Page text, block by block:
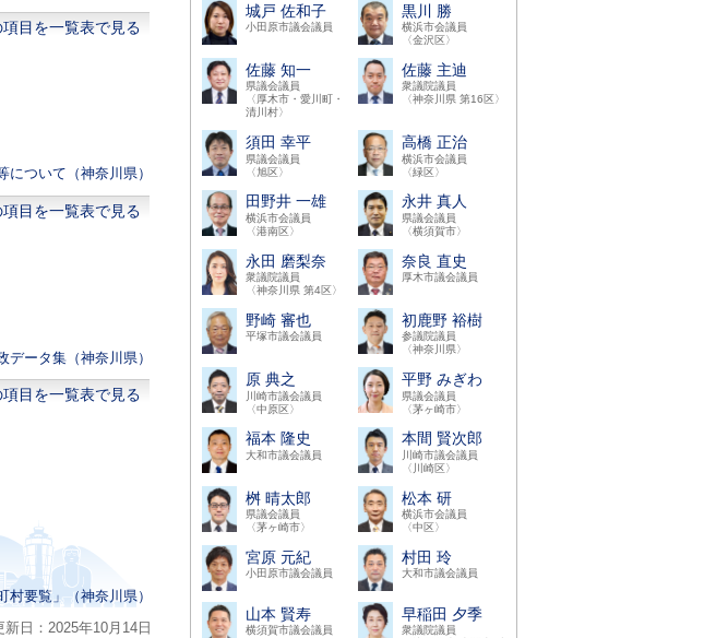
項目を一覧表で見る
ついて（神奈川県）
項目を一覧表で見る
ータ集（神奈川県）
項目を一覧表で見る
要覧」（神奈川県）
新日：2025年10月14日
城戸 佐和子
小田原市議会議員
黒川 勝
横浜市会議員
〈金沢区〉
佐藤 知一
県議会議員
〈厚木市・愛川町・
清川村〉
佐藤 主迪
衆議院議員
〈神奈川県 第16区〉
須田 幸平
県議会議員
〈旭区〉
高橋 正治
横浜市会議員
〈緑区〉
田野井 一雄
横浜市会議員
〈港南区〉
永井 真人
県議会議員
〈横須賀市〉
永田 磨梨奈
衆議院議員
〈神奈川県 第4区〉
奈良 直史
厚木市議会議員
野崎 審也
平塚市議会議員
初鹿野 裕樹
参議院議員
〈神奈川県〉
原 典之
川崎市議会議員
〈中原区〉
平野 みぎわ
県議会議員
〈茅ヶ崎市〉
福本 隆史
大和市議会議員
本間 賢次郎
川崎市議会議員
〈川崎区〉
桝 晴太郎
県議会議員
〈茅ヶ崎市〉
松本 研
横浜市会議員
〈中区〉
宮原 元紀
小田原市議会議員
村田 玲
大和市議会議員
山本 賢寿
横須賀市議会議員
早稲田 夕季
衆議院議員